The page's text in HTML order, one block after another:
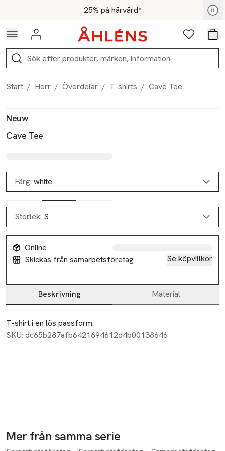
Hoppa till navigationsmenyn25% på hårvård*
För medlemmar - Shoppa nu
Logga in Favoriter
Sök
Start / Herr / Överdelar / T-shirts / Cave Tee
Neuw
Cave Tee
Färg: white
Storlek: S
Online
Skickas från samarbetsföretag
Se köpvillkor
Beskrivning Material
Beskrivning
T-shirt i en lös passform.
SKU: dc65b287afb6421694612d4b00138646
Mer från samma serie